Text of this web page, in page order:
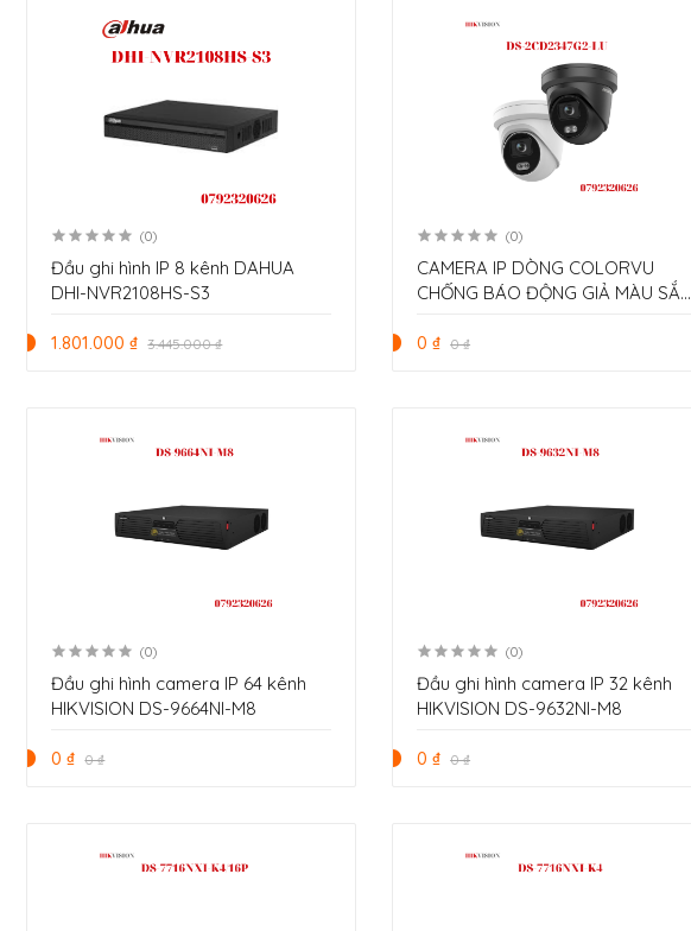
(0)
Đầu ghi hình IP 8 kênh DAHUA
DHI-NVR2108HS-S3
1.801.000 ₫ 3.445.000 ₫
(0)
CAMERA IP DÒNG COLORVU
CHỐNG BÁO ĐỘNG GIẢ MÀU SẮC
2CD2347G2-LU
0 ₫ 0 ₫
(0)
Đầu ghi hình camera IP 64 kênh
HIKVISION DS-9664NI-M8
0 ₫ 0 ₫
(0)
Đầu ghi hình camera IP 32 kênh
HIKVISION DS-9632NI-M8
0 ₫ 0 ₫